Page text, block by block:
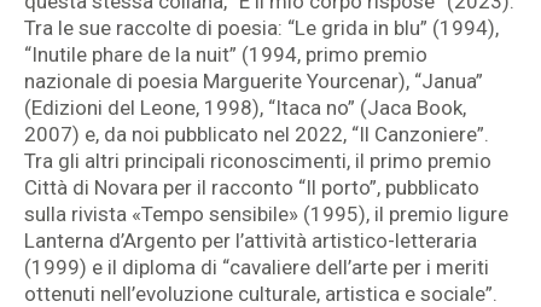
Tra le sue raccolte di poesia: “Le grida in blu” (1994),
“Inutile phare de la nuit” (1994, primo premio
nazionale di poesia Marguerite Yourcenar), “Janua”
(Edizioni del Leone, 1998), “Itaca no” (Jaca Book,
2007) e, da noi pubblicato nel 2022, “Il Canzoniere”.
Tra gli altri principali riconoscimenti, il primo premio
Città di Novara per il racconto “Il porto”, pubblicato
sulla rivista «Tempo sensibile» (1995), il premio ligure
Lanterna d’Argento per l’attività artistico-letteraria
(1999) e il diploma di “cavaliere dell’arte per i meriti
ottenuti nell’evoluzione culturale, artistica e sociale”.